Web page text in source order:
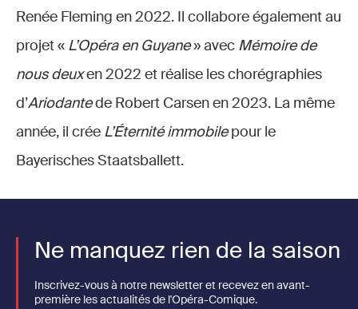
Renée Fleming en 2022. Il collabore également au
projet « L’Opéra en Guyane» avec Mémoire de
nous deuxen 2022 et réalise les chorégraphies
d’Ariodantede Robert Carsen en 2023. La même
année, il crée L’Éternité immobilepour le
Bayerisches Staatsballett.
Ne manquez rien de la saison
Inscrivez-vous à notre newsletter et recevez en avant-
première les actualités de l'Opéra-Comique.